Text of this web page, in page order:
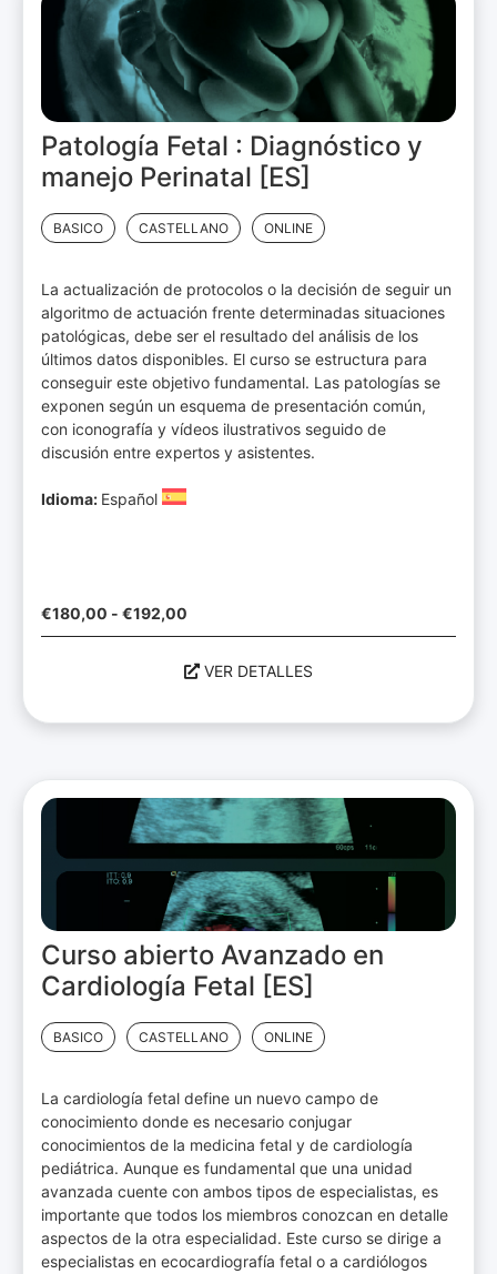
Patología Fetal : Diagnóstico y
manejo Perinatal [ES]
BASICO CASTELLANO ONLINE
La actualización de protocolos o la decisión de seguir un
algoritmo de actuación frente determinadas situaciones
patológicas, debe ser el resultado del análisis de los
últimos datos disponibles. El curso se estructura para
conseguir este objetivo fundamental. Las patologías se
exponen según un esquema de presentación común,
con iconografía y vídeos ilustrativos seguido de
discusión entre expertos y asistentes.
Idioma: Español
€180,00 - €192,00
VER DETALLES
Curso abierto Avanzado en
Cardiología Fetal [ES]
BASICO CASTELLANO ONLINE
La cardiología fetal define un nuevo campo de
conocimiento donde es necesario conjugar
conocimientos de la medicina fetal y de cardiología
pediátrica. Aunque es fundamental que una unidad
avanzada cuente con ambos tipos de especialistas, es
importante que todos los miembros conozcan en detalle
aspectos de la otra especialidad. Este curso se dirige a
especialistas en ecocardiografía fetal o a cardiólogos